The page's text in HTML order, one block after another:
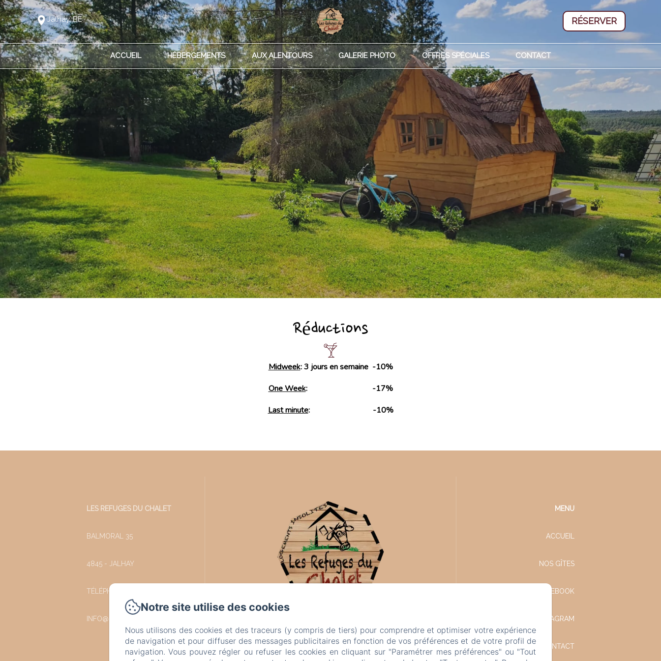
Jalhay, BE RÉSERVER
ACCUEIL HÉBERGEMENTS AUX ALENTOURS GALERIE PHOTO OFFRES SPÉCIALES CONTACT
Réductions
Midweek: 3 jours en semaine -10%
One Week: -17%
Last minute: -10%
LES REFUGES DU CHALET
BALMORAL 35
4845 - JALHAY
TÉLÉPHONE: +32 87 77 57 77
INFO@LESREFUGESDUCHALET.BE
MENU
ACCUEIL
NOS GÎTES
FACEBOOK
INSTAGRAM
CONTACT
Notre site utilise des cookies
Nous utilisons des cookies et des traceurs (y compris de tiers) pour comprendre et optimiser votre expérience
de navigation et pour diffuser des messages publicitaires en fonction de vos préférences et de votre profil de
navigation. Vous pouvez régler ou refuser les cookies en cliquant sur "Paramétrer mes préférences" ou "Tout